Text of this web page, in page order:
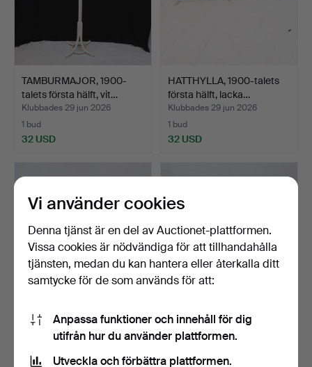
TAMBURMAJOR, 1900-
talets första hälft, vit…
Klubbades 29 jun 2026
1 bud
32 USD
HATTHYLLA, 1900-talets
första hälft, lacka…
Klubbades 29 jun 2026
1 bud
32 USD
TIDSKRIFTSSTÄLL
ROTTING, VÄGGLAMPA
SAMT KR…
Klubbades 26 jun 2026
1 bud
SPELBORD, gustavianskt
1700-talets slut, f…
Klubbades 23 jun 2026
4 bud
Vi använder cookies
Denna tjänst är en del av Auctionet-plattformen.
Vissa cookies är nödvändiga för att tillhandahålla
tjänsten, medan du kan hantera eller återkalla ditt
samtycke för de som används för att:
Anpassa funktioner och innehåll för dig
utifrån hur du använder plattformen.
Utveckla och förbättra plattformen.